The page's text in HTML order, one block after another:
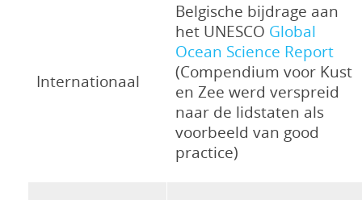
Internationaal
Belgische bijdrage aan
het UNESCO Global
Ocean Science Report
(Compendium voor Kust
en Zee werd verspreid
naar de lidstaten als
voorbeeld van good
practice)